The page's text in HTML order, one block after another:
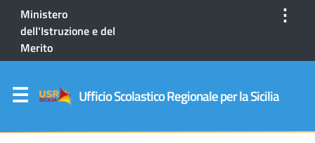
Ministero
dell'Istruzione e del
Merito
⋮
Ufficio Scolastico Regionale per la Sicilia